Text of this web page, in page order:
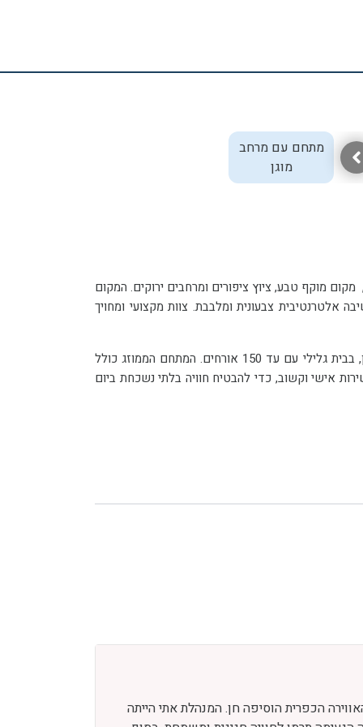
מתחם עם מרחב
מוגן
לאירוע בר/בת מצווה שתחגגו אצלנו בקיבוץ נען, תהיה אווירה שונה ומיוחדת, מקום מוקף טבע, ציוץ ציפורים ומרחבים ירוקים. המקום
וממוזג, מרפסת מקורה ורחבת אמפי מרוצפת אבן כורכר טבעית עם ריהוט גן וישיבה אלטרנטיבית צבעונית ומלבבת. צוות מקצועי ומחויך
מוזמנים לחגוג איתנו אירועי בר המצווה או בת המצווה באווירה שמחה ותוססת, עם מטבח מענג ומעודן, בבית גלילי עם עד 150 אורחים. המתחם הממוזג כולל
מרפסת מקורה וטרסת אמפיתיאטרון מרוצפת אבן המציעה נוף ציורי של נוף הקיבוץ, המעוטר בירק ובעצי תאנה. הצוות שלנו מספק שירות אישי וקשוב, כדי להבטיח חוויה בלתי נשכחת ביום
הכפרית הוסיפה חן. המנהלת אתי הייתה